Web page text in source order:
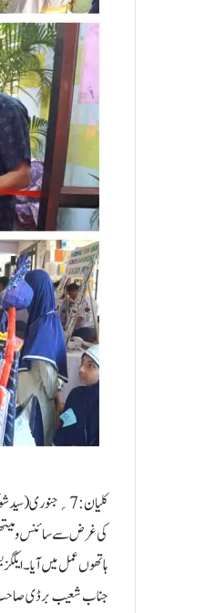
کلیان:7؍جنوری
کی غرض سے سائنس و میتھس
ہاتھوں عمل میں آیا۔
جناب شعیب برڈی